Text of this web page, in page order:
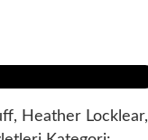
Heather Locklear,